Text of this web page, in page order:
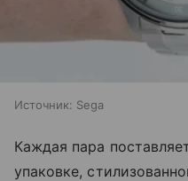
Источник: Sega
Каждая пара
упаковке,